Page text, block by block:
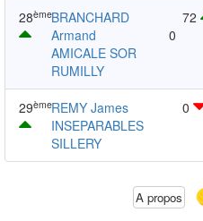
28èmeBRANCHARD
Armand
AMICALE SOR
RUMILLY
72
0
29èmeREMY James
INSEPARABLES
SILLERY
0
A propos